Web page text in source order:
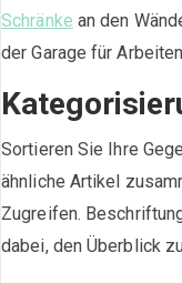
Schränke an den
der Garage für
Sortieren Sie Ihre
ähnliche Artikel
Zugreifen.
dabei, den Überblick